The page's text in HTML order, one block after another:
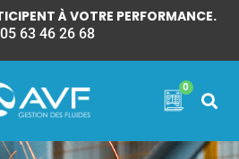
À VOTRE PERFORMANCE.
05 63 46 26 68
0